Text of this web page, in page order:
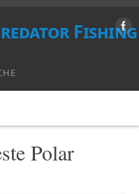
Fishing
Polar